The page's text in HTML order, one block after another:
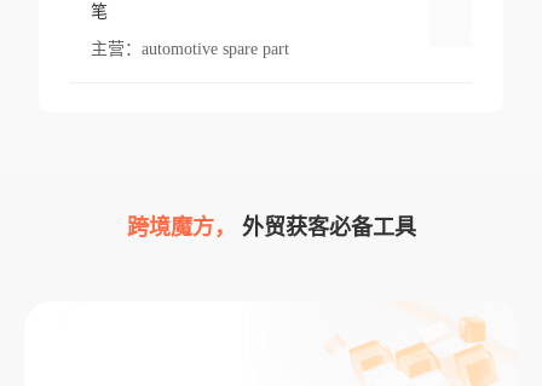
笔
主营： automotive spare part
跨境魔方， 外贸获客必备工具